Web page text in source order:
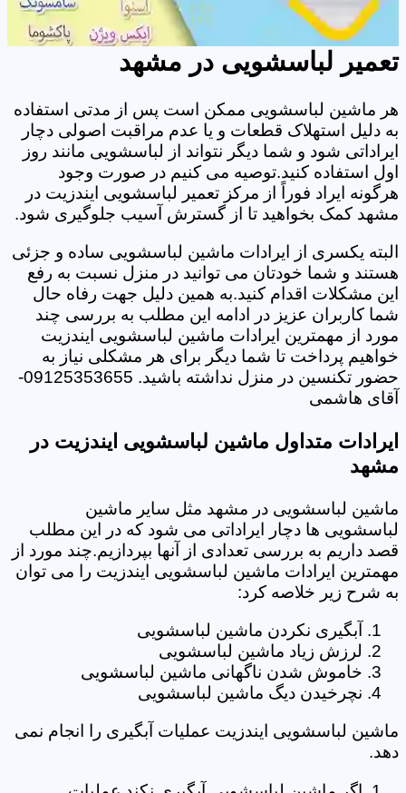
تعمیر لباسشویی در مشهد
هر ماشین لباسشویی ممکن است پس از مدتی استفاده
به دلیل استهلاک قطعات و یا عدم مراقبت اصولی دچار
ایراداتی شود و شما دیگر نتواند از لباسشویی مانند روز
اول استفاده کنید.توصیه می کنیم در صورت وجود
هرگونه ایراد فوراً از مرکز تعمیر لباسشویی ایندزیت در
مشهد کمک بخواهید تا از گسترش آسیب جلوگیری شود.
البته یکسری از ایرادات ماشین لباسشویی ساده و جزئی
هستند و شما خودتان می توانید در منزل نسبت به رفع
این مشکلات اقدام کنید.به همین دلیل جهت رفاه حال
شما کاربران عزیز در ادامه این مطلب به بررسی چند
مورد از مهمترین ایرادات ماشین لباسشویی ایندزیت
خواهیم پرداخت تا شما دیگر برای هر مشکلی نیاز به
حضور تکنسین در منزل نداشته باشید. 09125353655-
آقای هاشمی
ایرادات متداول ماشین لباسشویی ایندزیت در
مشهد
ماشین لباسشویی در مشهد مثل سایر ماشین
لباسشویی ها دچار ایراداتی می شود که در این مطلب
قصد داریم به بررسی تعدادی از آنها بپردازیم.چند مورد از
مهمترین ایرادات ماشین لباسشویی ایندزیت را می توان
به شرح زیر خلاصه کرد:
آبگیری نکردن ماشین لباسشویی
لرزش زیاد ماشین لباسشویی
خاموش شدن ناگهانی ماشین لباسشویی
نچرخیدن دیگ ماشین لباسشویی
ماشین لباسشویی ایندزیت عملیات آبگیری را انجام نمی
دهد.